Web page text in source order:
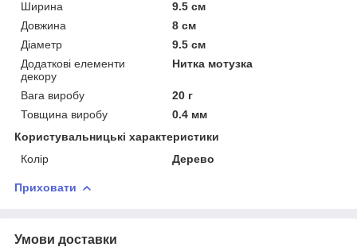
Ширина
9.5 см
Довжина
8 см
Діаметр
9.5 см
Додаткові елементи
декору
Нитка мотузка
Вага виробу
20 г
Товщина виробу
0.4 мм
Користувальницькі характеристики
Колір
Дерево
Приховати
Умови доставки